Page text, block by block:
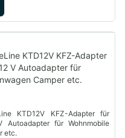
KTD12V KFZ-Adapter
V Autoadapter für
Camper etc.
KTD12V KFZ-Adapter für
Autoadapter für Wohnmobile
etc.